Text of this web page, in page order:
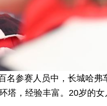
名参赛人员中，长城哈弗
塔，经验丰富。20岁的